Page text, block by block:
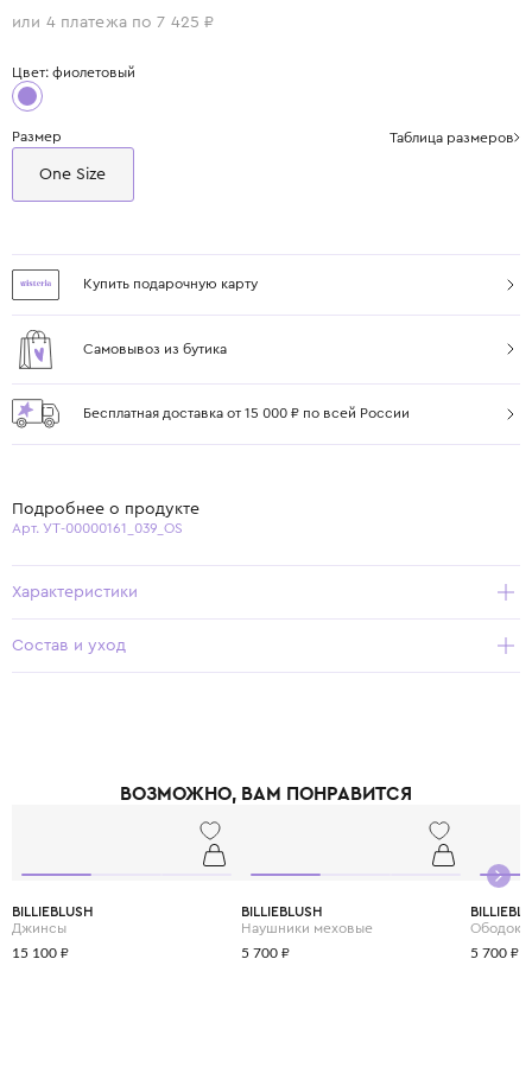
или 4 платежа по 7 425 ₽
Цвет: фиолетовый
Размер Таблица размеров
One Size
Купить подарочную карту
Самовывоз из бутика
Бесплатная доставка от 15 000 ₽ по всей России
Подробнее о продукте
Арт. УТ-00000161_039_OS
Характеристики
Состав и уход
ВОЗМОЖНО, ВАМ ПОНРАВИТСЯ
BILLIEBLUSH
Джинсы
15 100 ₽
BILLIEBLUSH
Наушники меховые
5 700 ₽
Ободок
5 700 ₽